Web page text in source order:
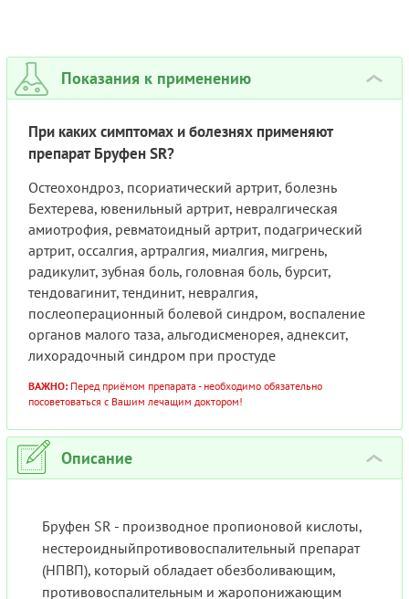
Показания к применению ›
При каких симптомах и болезнях применяют
препарат Бруфен SR?
Остеохондроз, псориатический артрит, болезнь
Бехтерева, ювенильный артрит, невралгическая
амиотрофия, ревматоидный артрит, подагрический
артрит, оссалгия, артралгия, миалгия, мигрень,
радикулит, зубная боль, головная боль, бурсит,
тендовагинит, тендинит, невралгия,
послеоперационный болевой синдром, воспаление
органов малого таза, альгодисменорея, аднексит,
лихорадочный синдром при простуде
ВАЖНО: Перед приёмом препарата - необходимо обязательно
посоветоваться с Вашим лечащим доктором!
Описание ›
Бруфен SR - производное пропионовой кислоты,
нестероидныйпротивовоспалительный препарат
(НПВП), который обладает обезболивающим,
противовоспалительным и жаропонижающим